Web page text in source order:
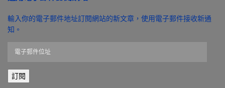
輸入你的電子郵件地址訂閱網站的新文章，使用電子郵件接收新通
知。
郵
件訂閱